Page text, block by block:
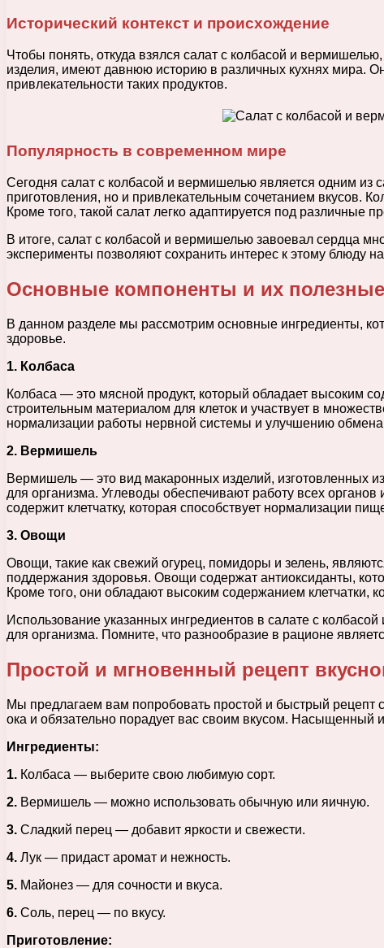
Исторический контекст и происхождение
Чтобы понять, откуда взялся салат с колбасой и
изделия, имеют давнюю историю в различных кухнях мира.
привлекательности таких продуктов.
Популярность в современном мире
Сегодня салат с колбасой и вермишелью является одним из
приготовления, но и привлекательным сочетанием вкусов.
Кроме того, такой салат легко адаптируется под различные
В итоге, салат с колбасой и вермишелью завоевал сердца
эксперименты позволяют сохранить интерес к этому блюду
Основные компоненты и их
В данном разделе мы рассмотрим основные ингредиенты,
здоровье.
1. Колбаса
Колбаса — это мясной продукт, который обладает высоким
строительным материалом для клеток и участвует в
нормализации работы нервной системы и улучшению
2. Вермишель
Вермишель — это вид макаронных изделий, изготовленных
для организма. Углеводы обеспечивают работу всех
содержит клетчатку, которая способствует нормализации
3. Овощи
Овощи, такие как свежий огурец, помидоры и зелень,
поддержания здоровья. Овощи содержат антиоксиданты,
Кроме того, они обладают высоким содержанием клетчатки,
Использование указанных ингредиентов в салате с
для организма. Помните, что разнообразие в рационе
Простой и мгновенный рецепт
Мы предлагаем вам попробовать простой и быстрый рецепт
ока и обязательно порадует вас своим вкусом.
Ингредиенты:
1. Колбаса — выберите свою любимую сорт.
2. Вермишель — можно использовать обычную или яичную.
3. Сладкий перец — добавит яркости и свежести.
4. Лук — придаст аромат и нежность.
5. Майонез — для сочности и вкуса.
6. Соль, перец — по вкусу.
Приготовление: